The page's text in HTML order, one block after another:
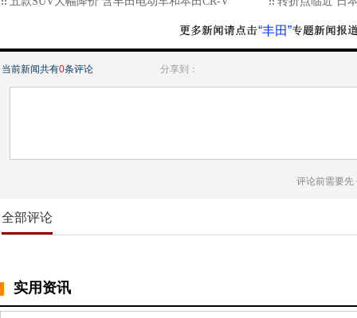
“丰田”
当前新闻共有0条评论 分享到：
评论前需要先
全部评论
实用资讯